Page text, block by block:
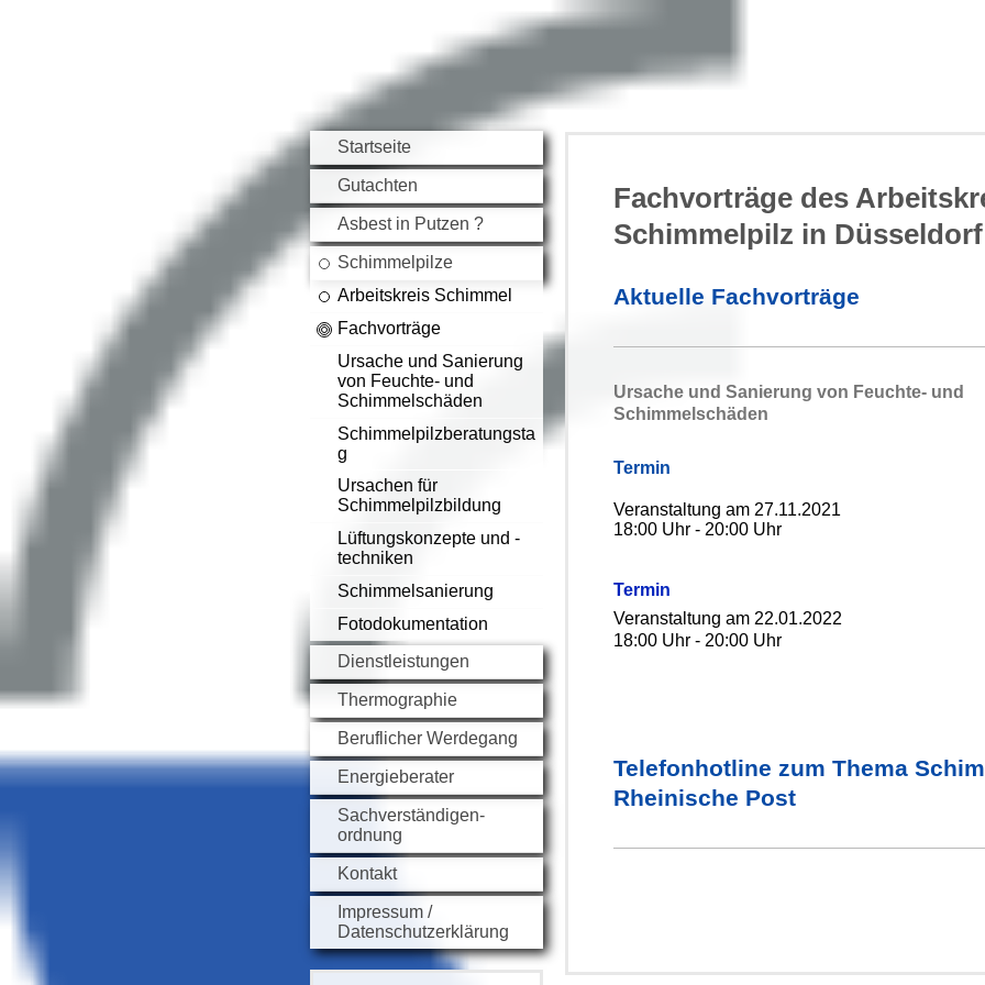
Startseite
Gutachten
Asbest in Putzen ?
Schimmelpilze
Arbeitskreis Schimmel
Fachvorträge
Ursache und Sanierung
von Feuchte- und
Schimmelschäden
Schimmelpilzberatungsta
g
Ursachen für
Schimmelpilzbildung
Lüftungskonzepte und -
techniken
Schimmelsanierung
Fotodokumentation
Dienstleistungen
Thermographie
Beruflicher Werdegang
Energieberater
Sachverständigen-
ordnung
Kontakt
Impressum /
Datenschutzerklärung
Fachvorträge des
Schimmelpilz in Düsseldorf
Aktuelle Fachvorträge
Ursache und Sanierung von Feuchte- und
Schimmelschäden
Termin
Veranstaltung am 27.11.2021
18:00 Uhr - 20:00 Uhr
Termin
Veranstaltung am 22.01.2022
18:00 Uhr - 20:00 Uhr
Telefonhotline zum Thema
Rheinische Post